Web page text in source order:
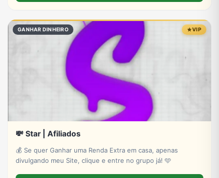
GANHAR DINHEIRO VIP
💸 Star | Afiliados
💰 Se quer Ganhar uma Renda Extra em casa, apenas
divulgando meu Site, clique e entre no grupo já! 🩵